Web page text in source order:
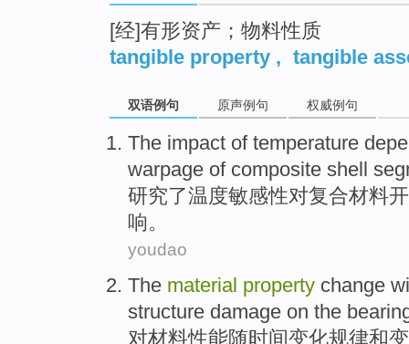
[经]有形资产；物料性质
tangible property , tangible
双语例句 原声例句 权威例句
The impact of temperature
warpage of composite shell
研究了温度敏感性对复合材料
响。
youdao
The material property change
structure damage on the
对材料性能随时间变化规律和